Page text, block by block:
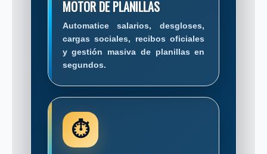
MOTOR DE PLANILLAS
Automatice salarios, desgloses,
cargas sociales, recibos oficiales
y gestión masiva de planillas en
segundos.
⏱